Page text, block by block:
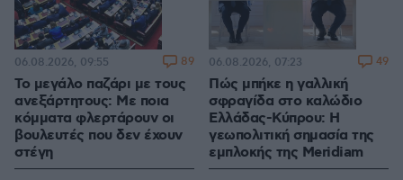
Το μεγάλο παζάρι με τους
ανεξάρτητους: Με ποια
κόμματα φλερτάρουν οι
βουλευτές που δεν έχουν
στέγη
06.08.2026, 09:55 89
Πώς μπήκε η γαλλική
σφραγίδα στο καλώδιο
Ελλάδας-Κύπρου: Η
γεωπολιτική σημασία της
εμπλοκής της Meridiam
06.08.2026, 07:23 49